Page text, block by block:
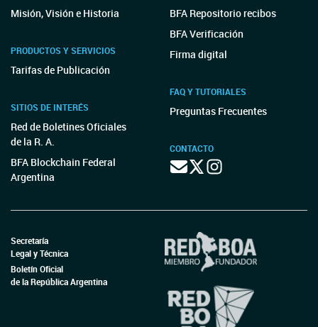
Misión, Visión e Historia
PRODUCTOS Y SERVICIOS
Tarifas de Publicación
SITIOS DE INTERÉS
Red de Boletines Oficiales
de la R. A.
BFA Blockchain Federal
Argentina
BFA Repositorio recibos
BFA Verificación
Firma digital
FAQ Y TUTORIALES
Preguntas Frecuentes
CONTACTO
Secretaría
Legal y Técnica
Boletín Oficial
de la República Argentina